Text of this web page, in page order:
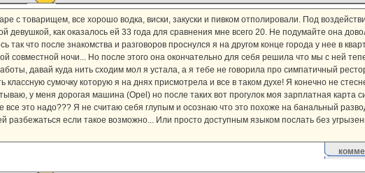
с товарищем, все хорошо водка, виски, закуски и пивком отполировали. Под
девушкой, как оказалось ей 33 года для сравнения мне всего 20. Не подумайте она
так что после знакомства и разговоров проснулся я на другом конце города у нее в
ночи... Но после этого она окончательно для себя решила что мы с ней
давай куда нить сходим мол я устала, а я тебе не говорила про симпатичный
сумочку которую я на днях присмотрела и все в таком духе! Я конечно не
у меня дорогая машина (Opel) но после таких вот прогулок моя зарплатная карта
все это надо??? Я не считаю себя глупым и осознаю что это похоже на банальный
разбежаться если такое возможно... Или просто доступным языком послать без